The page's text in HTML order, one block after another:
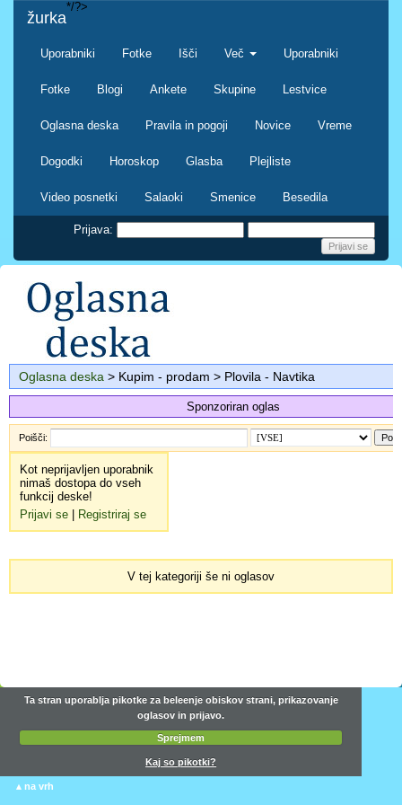
žurka
Uporabniki Fotke Išči Več Uporabniki
Fotke Blogi Ankete Skupine Lestvice
Oglasna deska Pravila in pogoji Novice Vreme
Dogodki Horoskop Glasba Plejliste
Video posnetki Salaoki Smenice Besedila
*/?>
Prijava:
Oglasna deska > Kupim - prodam > Plovila - Navtika
Sponzoriran oglas
Poišči:
Kot neprijavljen uporabnik
nimaš dostopa do vseh
funkcij deske!
Prijavi se
Registriraj se
V tej kategoriji še ni oglasov
▴ na vrh
Ta stran uporablja pikotke za beleenje obiskov strani, prikazovanje
oglasov in prijavo.
Sprejmem
Kaj so pikotki?